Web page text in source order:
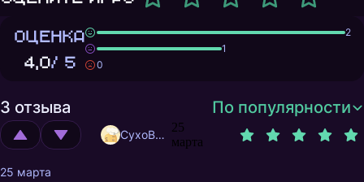
ОЦЕНКА
4,0/ 5
2
1
0
3 отзыва По популярности
CyxoB666
25
марта
25 марта